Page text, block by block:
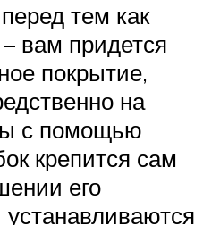
тем как
вам придется
покрытие,
на
с помощью
крепится сам
его